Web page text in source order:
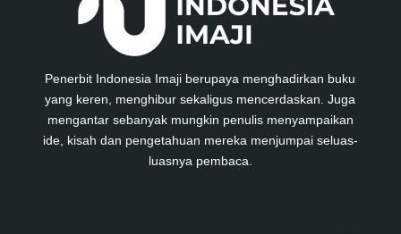
Penerbit Indonesia Imaji berupaya menghadirkan buku
yang keren, menghibur sekaligus mencerdaskan. Juga
mengantar sebanyak mungkin penulis menyampaikan
ide, kisah dan pengetahuan mereka menjumpai seluas-
luasnya pembaca.